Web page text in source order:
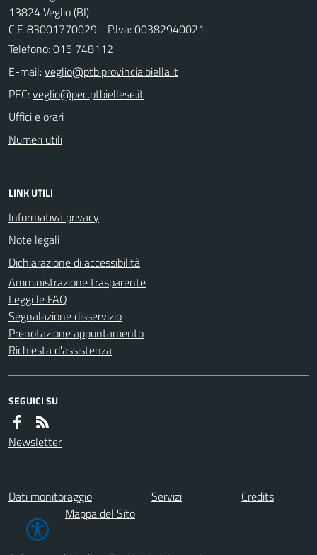
13824 Veglio (BI)
C.F. 83001770029 - P.Iva: 00382940021
Telefono:015 748112
E-mail:
PEC:
Uffici e orari
Numeri utili
LINK UTILI
Informativa privacy
Note legali
Dichiarazione di accessibilità
Amministrazione trasparente
Leggi le FAQ
Segnalazione disservizio
Prenotazione appuntamento
Richiesta d'assistenza
SEGUICI SU
Newsletter
Dati monitoraggio Servizi
Credits
Mappa del Sito